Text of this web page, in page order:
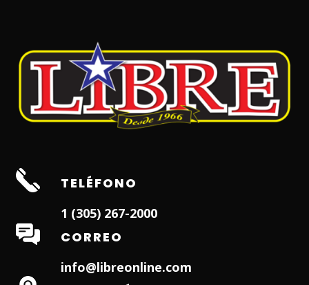
TELÉFONO
1 (305) 267-2000
CORREO
info@libreonline.com